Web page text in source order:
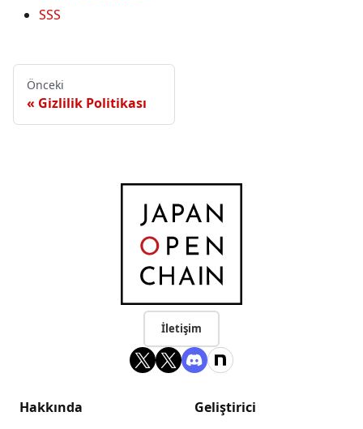
SSS
Önceki
Gizlilik Politikası
İletişim
Hakkında
Geliştirici